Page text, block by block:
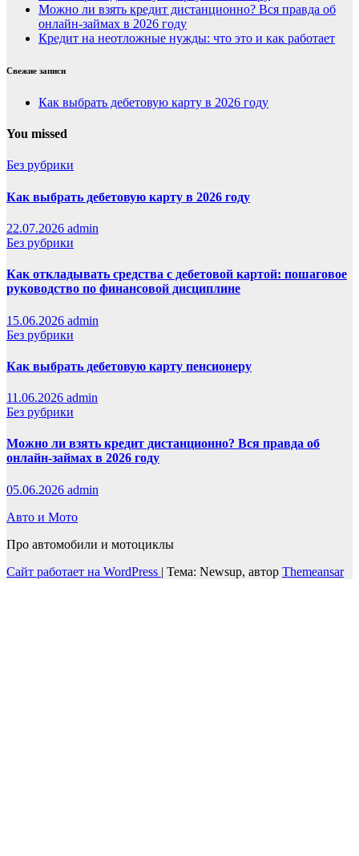
Можно ли взять кредит дистанционно? Вся правда об
онлайн-займах в 2026 году
Кредит на неотложные нужды: что это и как работает
Свежие записи
Как выбрать дебетовую карту в 2026 году
You missed
Без рубрики
Как выбрать дебетовую карту в 2026 году
22.07.2026 admin
Без рубрики
Как откладывать средства с дебетовой картой: пошаговое
руководство по финансовой дисциплине
15.06.2026 admin
Без рубрики
Как выбрать дебетовую карту пенсионеру
11.06.2026 admin
Без рубрики
Можно ли взять кредит дистанционно? Вся правда об
онлайн-займах в 2026 году
05.06.2026 admin
Авто и Мото
Про автомобили и мотоциклы
Сайт работает на WordPress | Тема: Newsup, автор Themeansar